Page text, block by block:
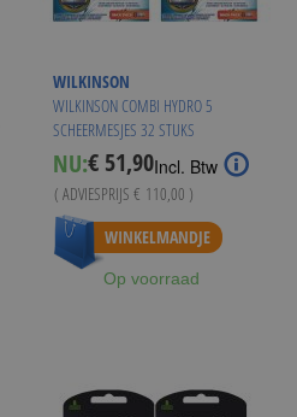
WILKINSON
WILKINSON COMBI HYDRO 5
SCHEERMESJES 32 STUKS
NU:Special
Price
€ 51,90Incl. Btw
( ADVIESPRIJS € 110,00 )
WINKELMANDJE
Op voorraad